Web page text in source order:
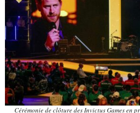
Cérémonie de clôture des Invictus Games en